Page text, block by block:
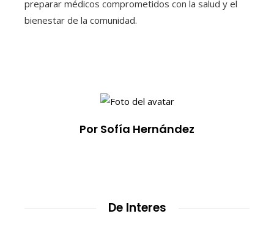
preparar médicos comprometidos con la salud y el
bienestar de la comunidad.
Por Sofía Hernández
De Interes